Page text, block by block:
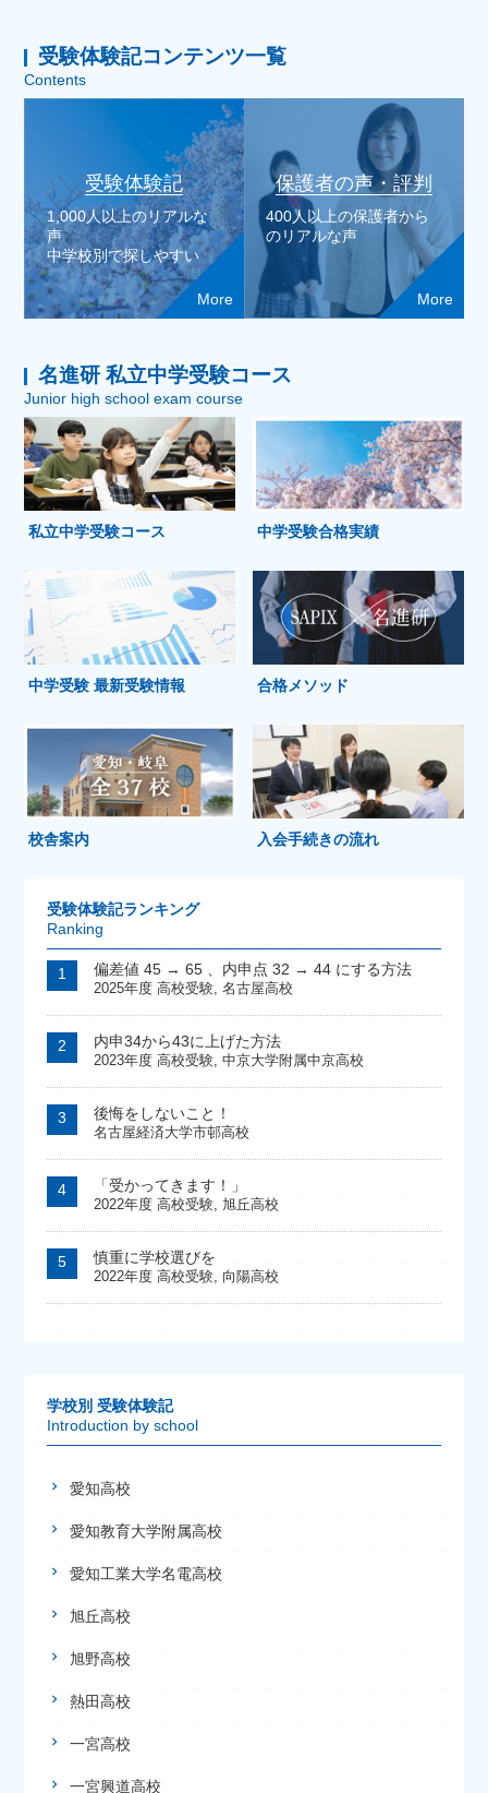
受験体験記コンテンツ一覧
Contents
受験体験記
1,000人以上のリアルな
声
中学校別で探しやすい
More
保護者の声・評判
400人以上の保護者から
のリアルな声
More
名進研 私立中学受験コース
Junior high school exam course
私立中学受験コース 中学受験合格実績
中学受験 最新受験情報 合格メソッド
校舎案内 入会手続きの流れ
受験体験記ランキング
Ranking
偏差値 45 → 65 、内申点 32 → 44 にする方法
2025年度 高校受験, 名古屋高校
内申34から43に上げた方法
2023年度 高校受験, 中京大学附属中京高校
後悔をしないこと！
名古屋経済大学市邨高校
「受かってきます！」
2022年度 高校受験, 旭丘高校
慎重に学校選びを
2022年度 高校受験, 向陽高校
学校別 受験体験記
Introduction by school
愛知高校
愛知教育大学附属高校
愛知工業大学名電高校
旭丘高校
旭野高校
熱田高校
一宮高校
一宮興道高校